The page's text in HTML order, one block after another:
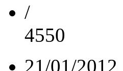
/
4550
21/01/2012